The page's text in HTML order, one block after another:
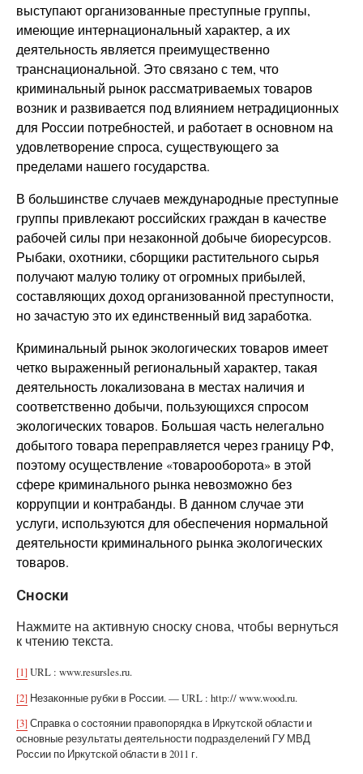
выступают организованные преступные группы,
имеющие интернациональный характер, а их
деятельность является преимущественно
транснациональной. Это связано с тем, что
криминальный рынок рассматриваемых товаров
возник и развивается под влиянием нетрадиционных
для России потребностей, и работает в основном на
удовлетворение спроса, существующего за
пределами нашего государства.
В большинстве случаев международные преступные
группы привлекают российских граждан в качестве
рабочей силы при незаконной добыче биоресурсов.
Рыбаки, охотники, сборщики растительного сырья
получают малую толику от огромных прибылей,
составляющих доход организованной преступности,
но зачастую это их единственный вид заработка.
Криминальный рынок экологических товаров имеет
четко выраженный региональный характер, такая
деятельность локализована в местах наличия и
соответственно добычи, пользующихся спросом
экологических товаров. Большая часть нелегально
добытого товара переправляется через границу РФ,
поэтому осуществление «товарооборота» в этой
сфере криминального рынка невозможно без
коррупции и контрабанды. В данном случае эти
услуги, используются для обеспечения нормальной
деятельности криминального рынка экологических
товаров.
Сноски
Нажмите на активную сноску снова, чтобы вернуться
к чтению текста.
[1]URL : www.resursles.ru.
[2] Незаконные рубки в России. — URL : http:// www.wood.ru.
[3]Справка о состоянии правопорядка в Иркутской области и
основные результаты деятельности подразделений ГУ МВД
России по Иркутской области в 2011 г.